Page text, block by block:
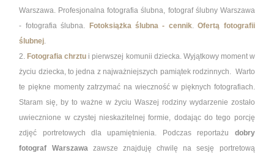
Warszawa. Profesjonalna fotografia ślubna, fotograf ślubny Warszawa
- fotografia ślubna.
Fotoksiążka ślubna - cennik .Ofertą fotografii
ślubnej
2.Fotografia chrztu i pierwszej komunii dziecka. Wyjątkowy moment w
życiu dziecka, to jedna z najważniejszych pamiątek rodzinnych. Warto
te piękne momenty zatrzymać na wieczność w pięknych fotografiach.
Staram się, by to ważne w życiu Waszej rodziny wydarzenie zostało
uwiecznione w czystej nieskazitelnej formie, dodając do tego porcję
zdjęć portretowych dla upamiętnienia. Podczas reportażu dobry
fotograf Warszawa zawsze znajduję chwilę na sesję portretową